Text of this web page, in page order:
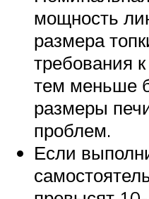
мощность
размера
требования
тем меньше
размеры
проблем.
Если